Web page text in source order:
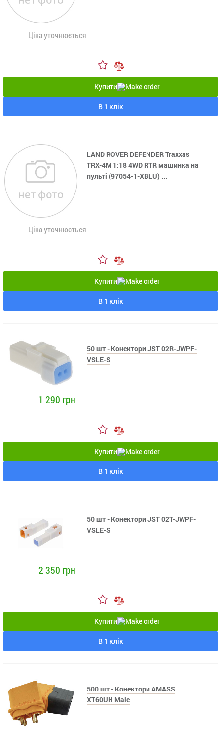
Ціна уточнюється
Купити
В 1 клік
LAND ROVER DEFENDER Traxxas
TRX-4M 1:18 4WD RTR машинка на
пульті (97054-1-XBLU) ...
Ціна уточнюється
Купити
В 1 клік
50 шт - Конектори JST 02R-JWPF-
VSLE-S
1 290 грн
Купити
В 1 клік
50 шт - Конектори JST 02T-JWPF-
VSLE-S
2 350 грн
Купити
В 1 клік
500 шт - Конектори AMASS
XT60UH Male